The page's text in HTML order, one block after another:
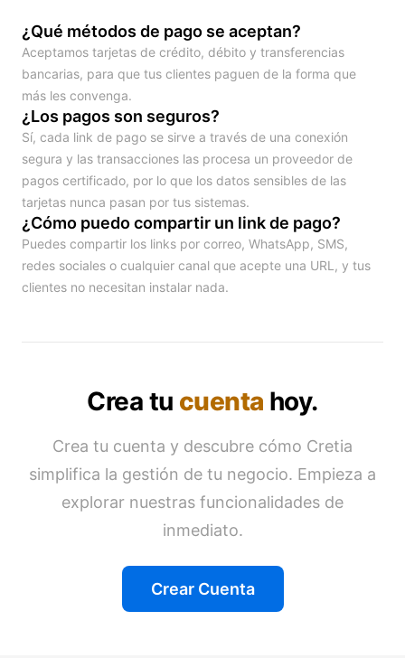
¿Qué métodos de pago se aceptan?
Aceptamos tarjetas de crédito, débito y transferencias
bancarias, para que tus clientes paguen de la forma que
más les convenga.
¿Los pagos son seguros?
Sí, cada link de pago se sirve a través de una conexión
segura y las transacciones las procesa un proveedor de
pagos certificado, por lo que los datos sensibles de las
tarjetas nunca pasan por tus sistemas.
¿Cómo puedo compartir un link de pago?
Puedes compartir los links por correo, WhatsApp, SMS,
redes sociales o cualquier canal que acepte una URL, y tus
clientes no necesitan instalar nada.
Crea tu cuenta hoy.
Crea tu cuenta y descubre cómo Cretia
simplifica la gestión de tu negocio. Empieza a
explorar nuestras funcionalidades de
inmediato.
Crear Cuenta